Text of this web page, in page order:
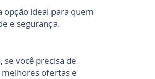
opção ideal para quem
e segurança.
você precisa de
melhores ofertas e